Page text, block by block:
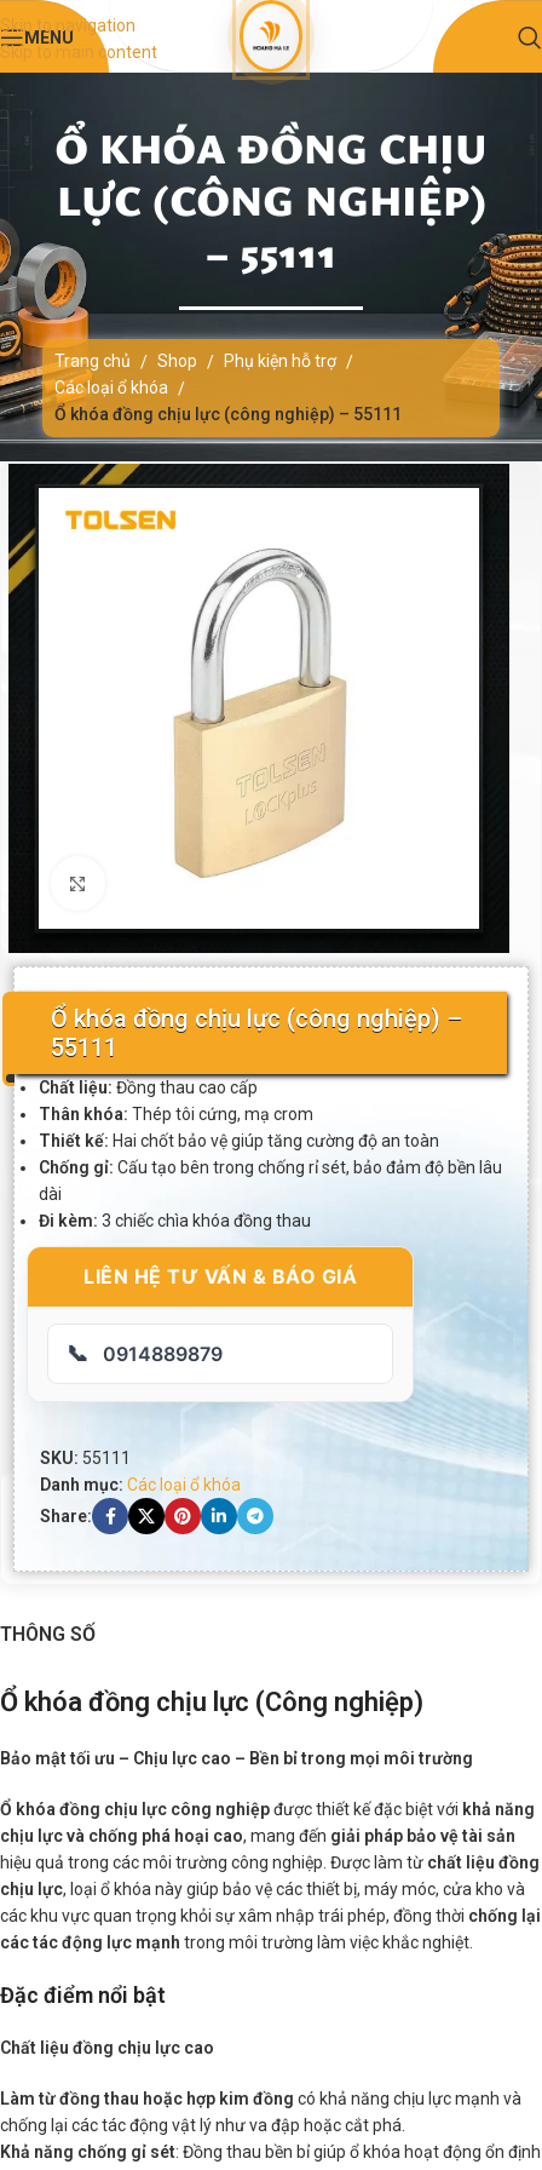
Skip to navigation
Skip to main content
MENU
Ổ KHÓA ĐỒNG CHỊU
LỰC (CÔNG NGHIỆP)
– 55111
Trang chủ / Shop / Phụ kiện hỗ trợ /
Các loại ổ khóa /
Ổ khóa đồng chịu lực (công nghiệp) – 55111
Click to enlarge
Ổ khóa đồng chịu lực (công nghiệp) –
55111
Chất liệu: Đồng thau cao cấp
Thân khóa: Thép tôi cứng, mạ crom
Thiết kế: Hai chốt bảo vệ giúp tăng cường độ an toàn
Chống gỉ: Cấu tạo bên trong chống rỉ sét, bảo đảm độ bền lâu
dài
Đi kèm: 3 chiếc chìa khóa đồng thau
LIÊN HỆ TƯ VẤN & BÁO GIÁ
📞 0914889879
SKU: 55111
Danh mục: Các loại ổ khóa
Share:
THÔNG SỐ
Ổ khóa đồng chịu lực (Công nghiệp)
Bảo mật tối ưu – Chịu lực cao – Bền bỉ trong mọi môi trường
Ổ khóa đồng chịu lực công nghiệpđược thiết kế đặc biệt với khả năng
chịu lực và chống phá hoại cao, mang đến giải pháp bảo vệ tài sản
hiệu quả trong các môi trường công nghiệp. Được làm từ chất liệu đồng
chịu lực, loại ổ khóa này giúp bảo vệ các thiết bị, máy móc, cửa kho và
các khu vực quan trọng khỏi sự xâm nhập trái phép, đồng thời chống lại
các tác động lực mạnh trong môi trường làm việc khắc nghiệt.
Đặc điểm nổi bật
Chất liệu đồng chịu lực cao
Làm từ đồng thau hoặc hợp kim đồng có khả năng chịu lực mạnh và
chống lại các tác động vật lý như va đập hoặc cắt phá.
Khả năng chống gỉ sét: Đồng thau bền bỉ giúp ổ khóa hoạt động ổn định